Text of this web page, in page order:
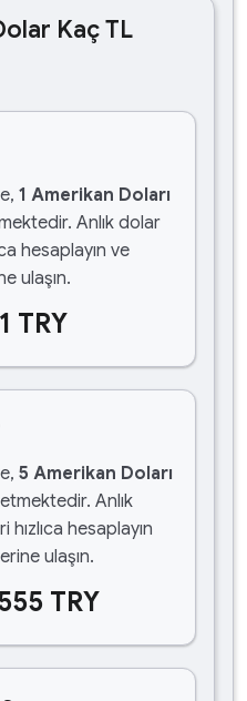
Kaç TL
1 Amerikan Doları
Anlık dolar
hesaplayın ve
ulaşın.
TRY
5 Amerikan Doları
etmektedir. Anlık
hesaplayın
ulaşın.
TRY